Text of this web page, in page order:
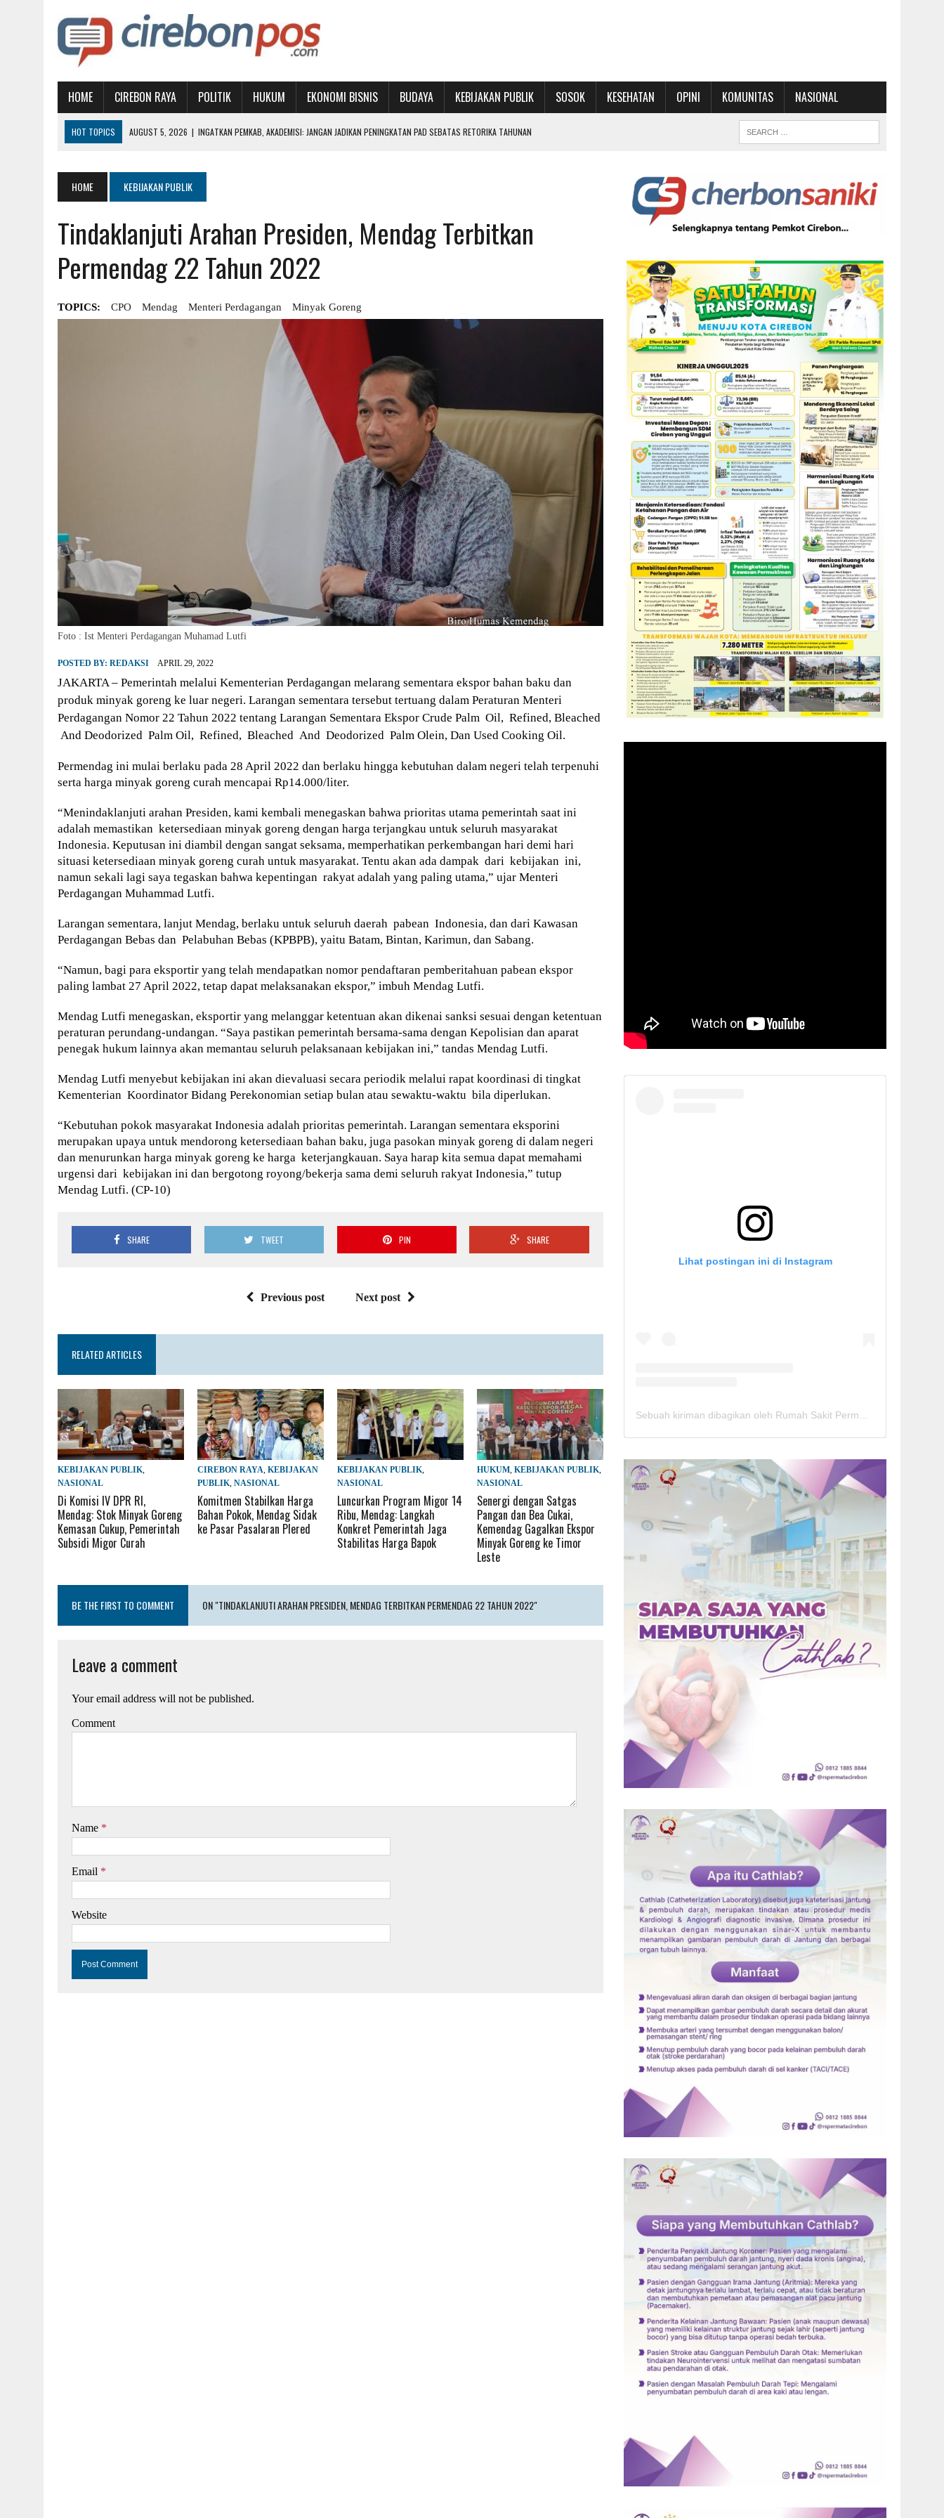
HOME CIREBON RAYA POLITIK HUKUM EKONOMI BISNIS BUDAYA KEBIJAKAN PUBLIK SOSOK KESEHATAN OPINI KOMUNITAS NASIONAL
HOT TOPICS AUGUST 5, 2026 | INGATKAN PEMKAB, AKADEMISI: JANGAN JADIKAN PENINGKATAN PAD SEBATAS RETORIKA TAHUNAN
AUGUST 1, 2026 | WUJUDKAN PENDIDIKAN BERKUALITAS, BUPATI IMRON BUKA SEKOLAH RAKYAT TERINTEGRASI 1
AUGUST 7, 2026
SAMBUT HUT KEMERDEKAAN RI, KNPI SIAPKAN ATLET MUDA LEWAT TURNAMEN FUTSAL TINGKAT SD
HOME KEBIJAKAN PUBLIK
Tindaklanjuti Arahan Presiden, Mendag Terbitkan
Permendag 22 Tahun 2022
TOPICS: CPO Mendag Menteri Perdagangan Minyak Goreng
Foto : Ist Menteri Perdagangan Muhamad Lutfi
POSTED BY: REDAKSI APRIL 29, 2022
JAKARTA – Pemerintah melalui Kementerian Perdagangan melarang sementara ekspor bahan baku dan
produk minyak goreng ke luar negeri. Larangan sementara tersebut tertuang dalam Peraturan Menteri
Perdagangan Nomor 22 Tahun 2022 tentang Larangan Sementara Ekspor Crude Palm Oil, Refined, Bleached
And Deodorized Palm Oil, Refined, Bleached And Deodorized Palm Olein, Dan Used Cooking Oil.
Permendag ini mulai berlaku pada 28 April 2022 dan berlaku hingga kebutuhan dalam negeri telah terpenuhi
serta harga minyak goreng curah mencapai Rp14.000/liter.
“Menindaklanjuti arahan Presiden, kami kembali menegaskan bahwa prioritas utama pemerintah saat ini
adalah memastikan ketersediaan minyak goreng dengan harga terjangkau untuk seluruh masyarakat
Indonesia. Keputusan ini diambil dengan sangat seksama, memperhatikan perkembangan hari demi hari
situasi ketersediaan minyak goreng curah untuk masyarakat. Tentu akan ada dampak dari kebijakan ini,
namun sekali lagi saya tegaskan bahwa kepentingan rakyat adalah yang paling utama,” ujar Menteri
Perdagangan Muhammad Lutfi.
Larangan sementara, lanjut Mendag, berlaku untuk seluruh daerah pabean Indonesia, dan dari Kawasan
Perdagangan Bebas dan Pelabuhan Bebas (KPBPB), yaitu Batam, Bintan, Karimun, dan Sabang.
“Namun, bagi para eksportir yang telah mendapatkan nomor pendaftaran pemberitahuan pabean ekspor
paling lambat 27 April 2022, tetap dapat melaksanakan ekspor,” imbuh Mendag Lutfi.
Mendag Lutfi menegaskan, eksportir yang melanggar ketentuan akan dikenai sanksi sesuai dengan ketentuan
peraturan perundang-undangan. “Saya pastikan pemerintah bersama-sama dengan Kepolisian dan aparat
penegak hukum lainnya akan memantau seluruh pelaksanaan kebijakan ini,” tandas Mendag Lutfi.
Mendag Lutfi menyebut kebijakan ini akan dievaluasi secara periodik melalui rapat koordinasi di tingkat
Kementerian Koordinator Bidang Perekonomian setiap bulan atau sewaktu-waktu bila diperlukan.
“Kebutuhan pokok masyarakat Indonesia adalah prioritas pemerintah. Larangan sementara eksporini
merupakan upaya untuk mendorong ketersediaan bahan baku, juga pasokan minyak goreng di dalam negeri
dan menurunkan harga minyak goreng ke harga keterjangkauan. Saya harap kita semua dapat memahami
urgensi dari kebijakan ini dan bergotong royong/bekerja sama demi seluruh rakyat Indonesia,” tutup
Mendag Lutfi. (CP-10)
SHARE TWEET PIN SHARE
Previous post Next post
RELATED ARTICLES
KEBIJAKAN PUBLIK,
NASIONAL
Di Komisi IV DPR RI,
Mendag: Stok Minyak Goreng
Kemasan Cukup, Pemerintah
Subsidi Migor Curah
CIREBON RAYA,KEBIJAKAN
PUBLIK,NASIONAL
Komitmen Stabilkan Harga
Bahan Pokok, Mendag Sidak
ke Pasar Pasalaran Plered
KEBIJAKAN PUBLIK,
NASIONAL
Luncurkan Program Migor 14
Ribu, Mendag: Langkah
Konkret Pemerintah Jaga
Stabilitas Harga Bapok
HUKUM,KEBIJAKAN PUBLIK,
NASIONAL
Senergi dengan Satgas
Pangan dan Bea Cukai,
Kemendag Gagalkan Ekspor
Minyak Goreng ke Timor
Leste
BE THE FIRST TO COMMENT ON "TINDAKLANJUTI ARAHAN PRESIDEN, MENDAG TERBITKAN PERMENDAG 22 TAHUN 2022"
Leave a comment
Your email address will not be published.
Comment
Name *
Email *
Website
Lihat postingan ini di Instagram
Sebuah kiriman dibagikan oleh Rumah Sakit Permata Cirebon (@rspermatacirebon)